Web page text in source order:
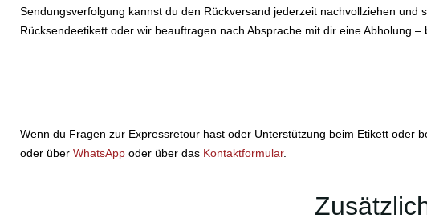
Sendungsverfolgung kannst du den Rückversand jederzeit nachvollziehen
Rücksendeetikett oder wir beauftragen nach Absprache mit dir eine Abholung
Wenn du Fragen zur Expressretour hast oder Unterstützung beim Etikett oder
oder über WhatsApp oder über das Kontaktformular.